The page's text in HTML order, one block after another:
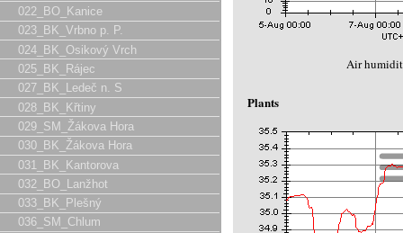
022_BO_Kanice
023_BK_Vrbno p. P.
024_BK_Osikový Vrch
025_BK_Rájec
027_BK_Ledeč n. S
028_BK_Křtiny
029_SM_Žákova Hora
030_BK_Žákova Hora
031_BK_Kantorova
032_BO_Lanžhot
033_BK_Plešný
036_SM_Chlum
Air
Plants